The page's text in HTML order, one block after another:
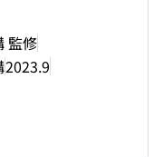
監修
2023.9